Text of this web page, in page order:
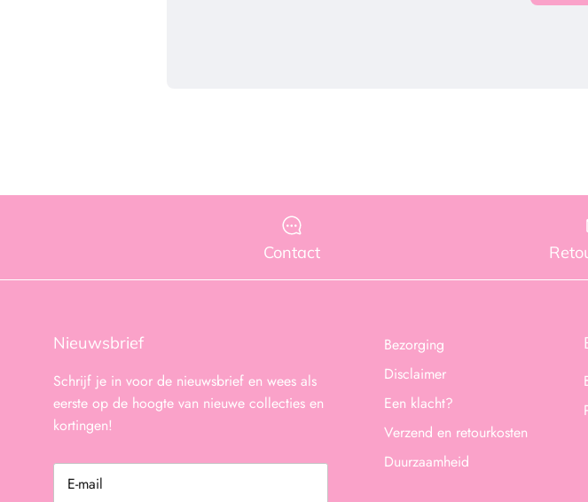
Contact
Nieuwsbrief
Schrijf je in voor de nieuwsbrief en wees als
eerste op de hoogte van nieuwe collecties en
kortingen!
Bezorging
Disclaimer
Een klacht?
Verzend en retourkosten
Duurzaamheid